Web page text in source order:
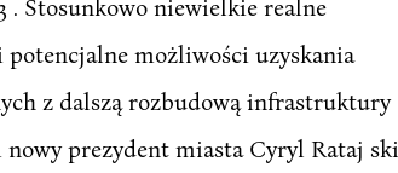
. Stosunkowo niewielkie realne
potencjalne możliwości uzyskania
z dalszą rozbudową infrastruktury
prezydent miasta Cyryl Rataj ski.